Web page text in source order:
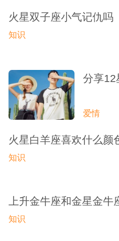
火星双子座小气记仇吗
知识
分享12
爱情
火星白羊座喜欢什么颜
知识
上升金牛座和金星金牛
知识